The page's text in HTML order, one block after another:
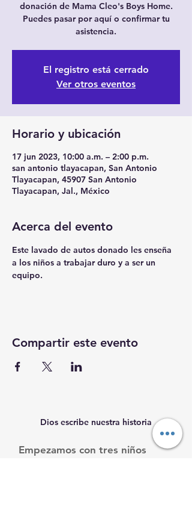
donación de Mama Cleo's Boys Home.
Puedes pasar por aquí o confirmar tu
asistencia.
El registro está cerrado
Ver otros eventos
Horario y ubicación
17 jun 2023, 10:00 a.m. – 2:00 p.m.
san antonio tlayacapan, San Antonio
Tlayacapan, 45907 San Antonio
Tlayacapan, Jal., México
Acerca del evento
Este lavado de autos donado les enseña
a los niños a trabajar duro y a ser un
equipo.
Compartir este evento
Dios escribe nuestra historia
Empezamos con tres niños